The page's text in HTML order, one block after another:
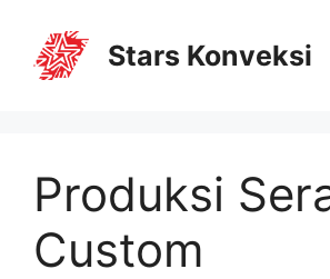
Stars Konveksi
Produksi
Custom